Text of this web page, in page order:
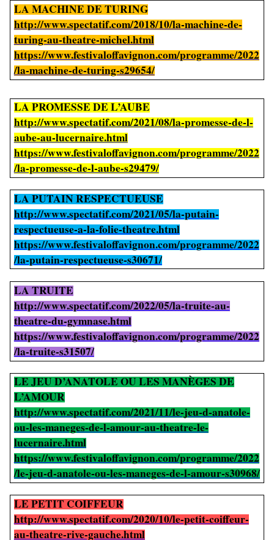
LA MACHINE DE TURING
http://www.spectatif.com/2018/10/la-machine-de-
turing-au-theatre-michel.html
https://www.festivaloffavignon.com/programme/2022
/la-machine-de-turing-s29654/
LA PROMESSE DE L’AUBE
http://www.spectatif.com/2021/08/la-promesse-de-l-
aube-au-lucernaire.html
https://www.festivaloffavignon.com/programme/2022
/la-promesse-de-l-aube-s29479/
LA PUTAIN RESPECTUEUSE
http://www.spectatif.com/2021/05/la-putain-
respectueuse-a-la-folie-theatre.html
https://www.festivaloffavignon.com/programme/2022
/la-putain-respectueuse-s30671/
LA TRUITE
http://www.spectatif.com/2022/05/la-truite-au-
theatre-du-gymnase.html
https://www.festivaloffavignon.com/programme/2022
/la-truite-s31507/
LE JEU D’ANATOLE OU LES MANÈGES DE
L’AMOUR
http://www.spectatif.com/2021/11/le-jeu-d-anatole-
ou-les-maneges-de-l-amour-au-theatre-le-
lucernaire.html
https://www.festivaloffavignon.com/programme/2022
/le-jeu-d-anatole-ou-les-maneges-de-l-amour-s30968/
LE PETIT COIFFEUR
http://www.spectatif.com/2020/10/le-petit-coiffeur-
au-theatre-rive-gauche.html